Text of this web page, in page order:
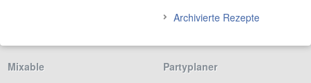
Archivierte Rezepte
Mixable
Partyplaner